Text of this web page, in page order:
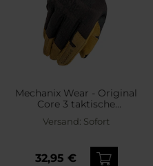
Mechanix Wear - Original
Core 3 taktische
Handschuhe - Leather
Versand: Sofort
32,95 €